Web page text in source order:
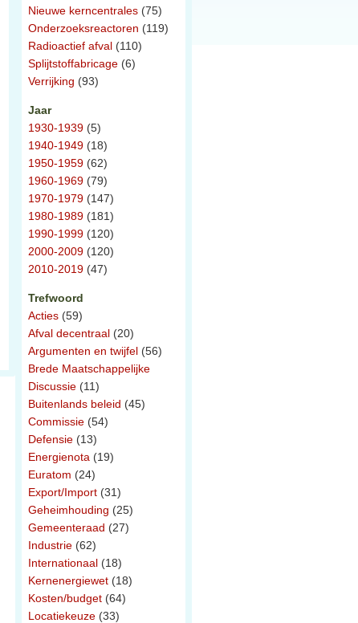
Nieuwe kerncentrales (75)
Onderzoeksreactoren (119)
Radioactief afval (110)
Splijtstoffabricage (6)
Verrijking (93)
Jaar
1930-1939 (5)
1940-1949 (18)
1950-1959 (62)
1960-1969 (79)
1970-1979 (147)
1980-1989 (181)
1990-1999 (120)
2000-2009 (120)
2010-2019 (47)
Trefwoord
Acties (59)
Afval decentraal (20)
Argumenten en twijfel (56)
Brede Maatschappelijke
Discussie (11)
Buitenlands beleid (45)
Commissie (54)
Defensie (13)
Energienota (19)
Euratom (24)
Export/Import (31)
Geheimhouding (25)
Gemeenteraad (27)
Industrie (62)
Internationaal (18)
Kernenergiewet (18)
Kosten/budget (64)
Locatiekeuze (33)